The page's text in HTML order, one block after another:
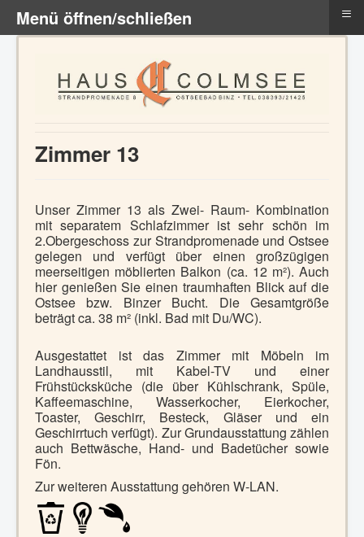
Zimmer 13
Unser Zimmer 13 als Zwei- Raum- Kombination
mit separatem Schlafzimmer ist sehr schön im
2.Obergeschoss zur Strandpromenade und Ostsee
gelegen und verfügt über einen großzügigen
meerseitigen möblierten Balkon (ca. 12 m²). Auch
hier genießen Sie einen traumhaften Blick auf die
Ostsee bzw. Binzer Bucht. Die Gesamtgröße
beträgt ca. 38 m² (inkl. Bad mit Du/WC).
Ausgestattet ist das Zimmer mit Möbeln im
Landhausstil, mit Kabel-TV und einer
Frühstücksküche (die über Kühlschrank, Spüle,
Kaffeemaschine, Wasserkocher, Eierkocher,
Toaster, Geschirr, Besteck, Gläser und ein
Geschirrtuch verfügt). Zur Grundausstattung zählen
auch Bettwäsche, Hand- und Badetücher sowie
Fön.
Zur weiteren Ausstattung gehören W-LAN.
Menü öffnen/schließen ≡